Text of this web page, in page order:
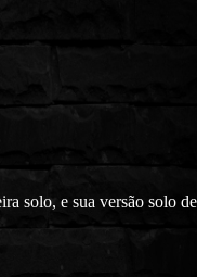
solo, e sua versão solo